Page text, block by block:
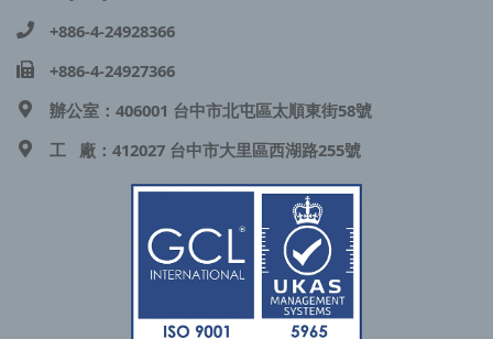
+886-4-24928366
+886-4-24927366
辦公室：406001 台中市北屯區太順東街58號
工 廠：412027 台中市大里區西湖路255號